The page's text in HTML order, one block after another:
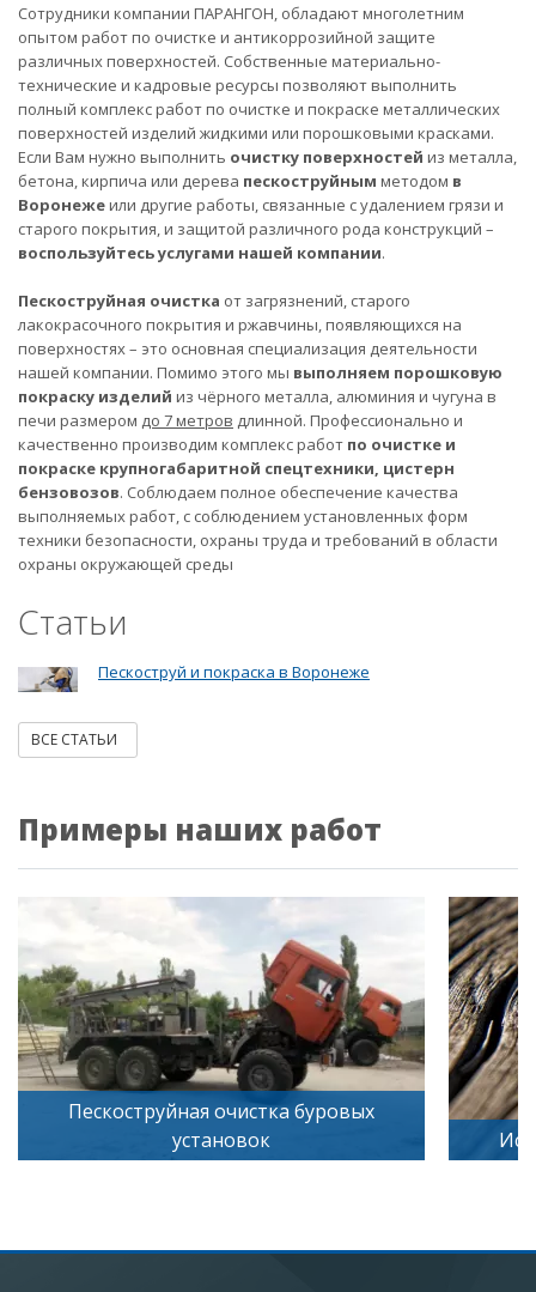
Сотрудники компании ПАРАНГОН, обладают многолетним
опытом работ по очистке и антикоррозийной защите
различных поверхностей. Собственные материально-
технические и кадровые ресурсы позволяют выполнить
полный комплекс работ по очистке и покраске металлических
поверхностей изделий жидкими или порошковыми красками.
Если Вам нужно выполнить очистку поверхностей из металла,
бетона, кирпича или дерева пескоструйным методом в
Воронежеили другие работы, связанные с удалением грязи и
старого покрытия, и защитой различного рода конструкций –
воспользуйтесь услугами нашей компании.
Пескоструйная очистка от загрязнений, старого
лакокрасочного покрытия и ржавчины, появляющихся на
поверхностях – это основная специализация деятельности
нашей компании. Помимо этого мы выполняем порошковую
покраску изделий из чёрного металла, алюминия и чугуна в
печи размером до 7 метров длинной. Профессионально и
качественно производим комплекс работ по очистке и
покраске крупногабаритной спецтехники, цистерн
бензовозов. Соблюдаем полное обеспечение качества
выполняемых работ, с соблюдением установленных форм
техники безопасности, охраны труда и требований в области
охраны окружающей среды
Статьи
Пескоструй и покраска в Воронеже
ВСЕ СТАТЬИ
Примеры наших работ
Искусственное старение дерева